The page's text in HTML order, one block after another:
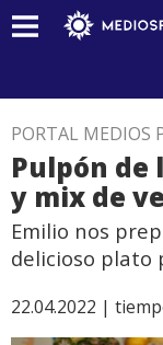
PORTAL MEDIOS
Pulpón de
y mix de
Emilio nos
delicioso plato
22.04.2022 |